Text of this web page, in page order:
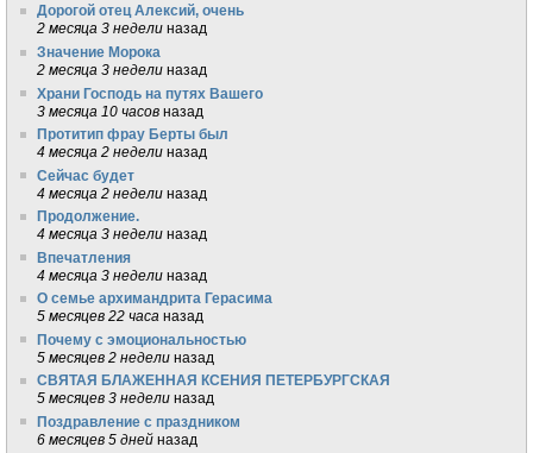
Дорогой отец Алексий, очень
2 месяца 3 недели назад
Значение Морока
2 месяца 3 недели назад
Храни Господь на путях Вашего
3 месяца 10 часов назад
Протитип фрау Берты был
4 месяца 2 недели назад
Сейчас будет
4 месяца 2 недели назад
Продолжение.
4 месяца 3 недели назад
Впечатления
4 месяца 3 недели назад
О семье архимандрита Герасима
5 месяцев 22 часа назад
Почему с эмоциональностью
5 месяцев 2 недели назад
СВЯТАЯ БЛАЖЕННАЯ КСЕНИЯ ПЕТЕРБУРГСКАЯ
5 месяцев 3 недели назад
Поздравление с праздником
6 месяцев 5 дней назад